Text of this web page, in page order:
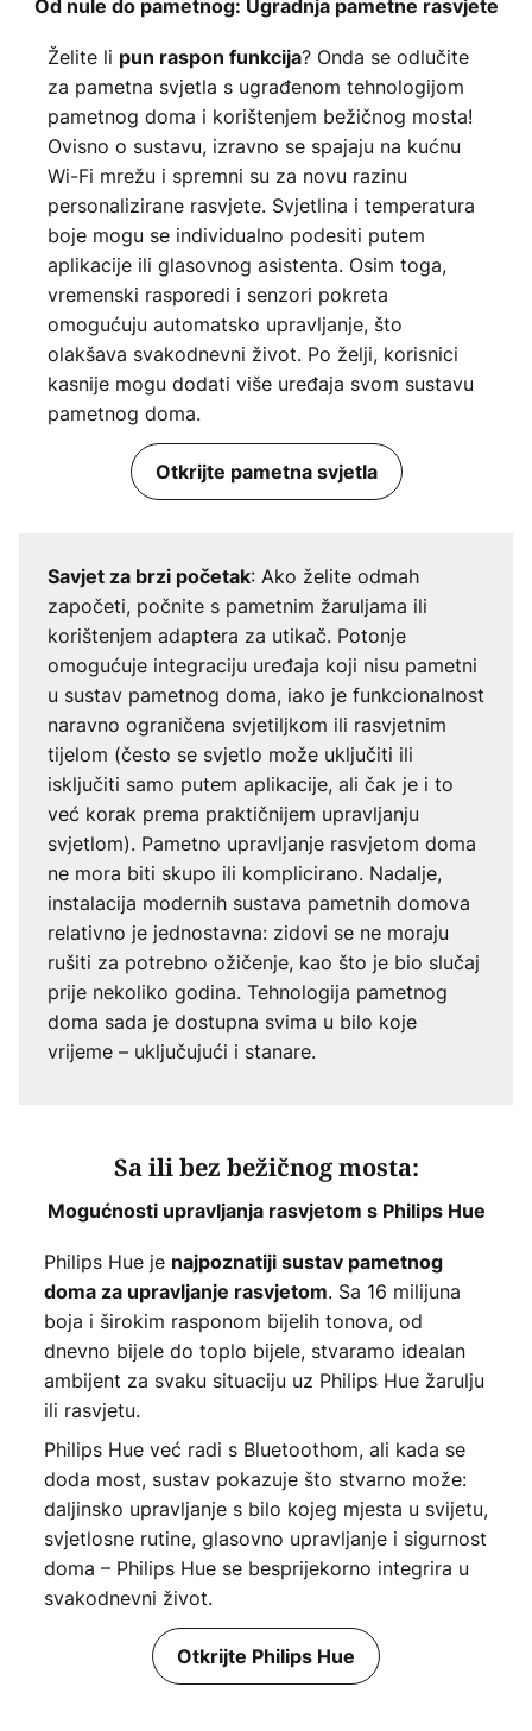
Od nule do pametnog: Ugradnja pametne rasvjete
Želite li pun raspon funkcija? Onda se odlučite
za pametna svjetla s ugrađenom tehnologijom
pametnog doma i korištenjem bežičnog mosta!
Ovisno o sustavu, izravno se spajaju na kućnu
Wi-Fi mrežu i spremni su za novu razinu
personalizirane rasvjete. Svjetlina i temperatura
boje mogu se individualno podesiti putem
aplikacije ili glasovnog asistenta. Osim toga,
vremenski rasporedi i senzori pokreta
omogućuju automatsko upravljanje, što
olakšava svakodnevni život. Po želji, korisnici
kasnije mogu dodati više uređaja svom sustavu
pametnog doma.
Otkrijte pametna svjetla
Savjet za brzi početak: Ako želite odmah
započeti, počnite s pametnim žaruljama ili
korištenjem adaptera za utikač. Potonje
omogućuje integraciju uređaja koji nisu pametni
u sustav pametnog doma, iako je funkcionalnost
naravno ograničena svjetiljkom ili rasvjetnim
tijelom (često se svjetlo može uključiti ili
isključiti samo putem aplikacije, ali čak je i to
već korak prema praktičnijem upravljanju
svjetlom). Pametno upravljanje rasvjetom doma
ne mora biti skupo ili komplicirano. Nadalje,
instalacija modernih sustava pametnih domova
relativno je jednostavna: zidovi se ne moraju
rušiti za potrebno ožičenje, kao što je bio slučaj
prije nekoliko godina. Tehnologija pametnog
doma sada je dostupna svima u bilo koje
vrijeme – uključujući i stanare.
Sa ili bez bežičnog mosta:
Mogućnosti upravljanja rasvjetom s Philips Hue
Philips Hue je najpoznatiji sustav pametnog
doma za upravljanje rasvjetom. Sa 16 milijuna
boja i širokim rasponom bijelih tonova, od
dnevno bijele do toplo bijele, stvaramo idealan
ambijent za svaku situaciju uz Philips Hue žarulju
ili rasvjetu.
Philips Hue već radi s Bluetoothom, ali kada se
doda most, sustav pokazuje što stvarno može:
daljinsko upravljanje s bilo kojeg mjesta u svijetu,
svjetlosne rutine, glasovno upravljanje i sigurnost
doma – Philips Hue se besprijekorno integrira u
svakodnevni život.
Otkrijte Philips Hue